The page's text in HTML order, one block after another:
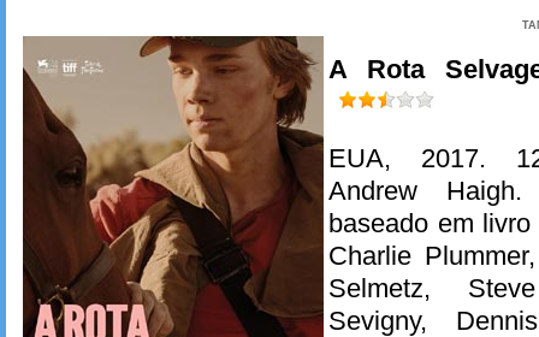
A Rota
EUA, 2017.
Andrew
baseado em
Charlie
Selmetz,
Sevigny,